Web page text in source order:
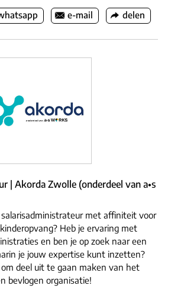
e-mail delen
| Akorda Zwolle (onderdeel van a•s
met affiniteit voor
Heb je ervaring met
en ben je op zoek naar een
je jouw expertise kunt inzetten?
deel uit te gaan maken van het
bevlogen organisatie!